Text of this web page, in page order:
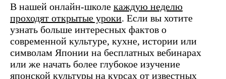
В нашей онлайн-школе каждую неделю
проходят открытые уроки. Если вы хотите
узнать больше интересных фактов о
современной культуре, кухне, истории или
символам Японии на бесплатных вебинарах
или же начать более глубокое изучение
японской культуры на курсах от известных